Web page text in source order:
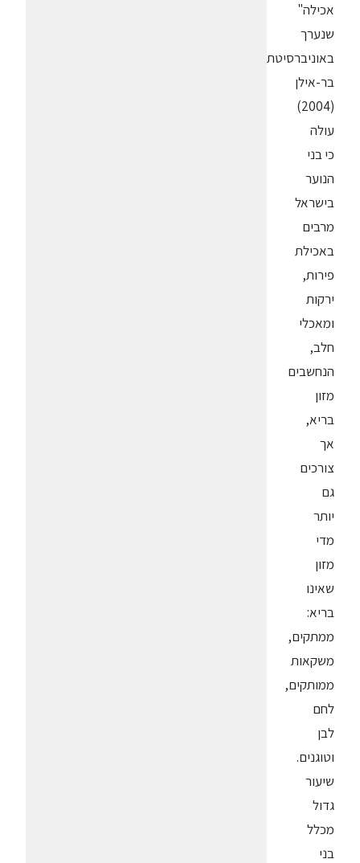
אכילה"
שנערך
באוניברסיטת
בר-אילן
(2004)
עולה
כי בני
הנוער
בישראל
מרבים
באכילת
פירות,
ירקות
ומאכלי
חלב,
הנחשבים
מזון
בריא,
אך
צורכים
גם
יותר
מדי
מזון
שאינו
בריא:
ממתקים,
משקאות
ממותקים,
לחם
לבן
וטוגנים.
שיעור
גדול
מכלל
בני